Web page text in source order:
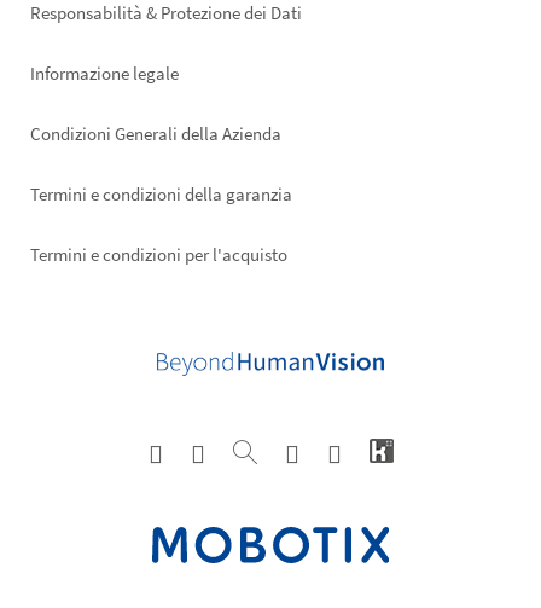
Responsabilità & Protezione dei Dati
Informazione legale
Condizioni Generali della Azienda
Termini e condizioni della garanzia
Termini e condizioni per l'acquisto